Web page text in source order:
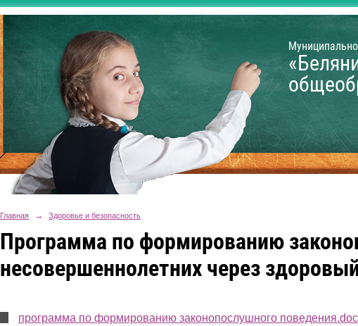
Главная → Здоровье и безопасность
Программа по формированию
несовершеннолетних через
программа по формированию законопослушного поведения.doc